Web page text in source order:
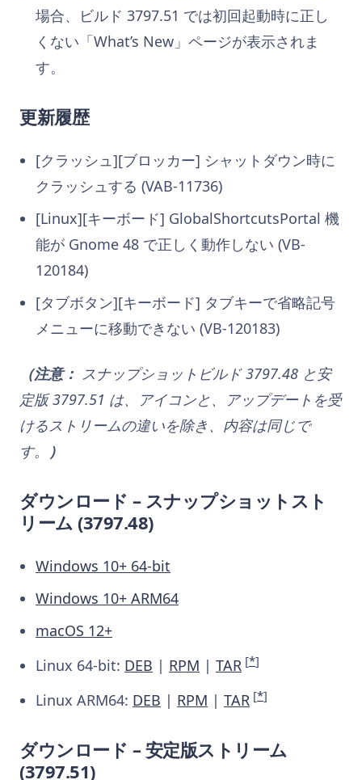
場合、ビルド 3797.51 では初回起動時に正し
くない「What’s New」ページが表示されま
す。
更新履歴
[クラッシュ][ブロッカー] シャットダウン時に
クラッシュする (VAB-11736)
[Linux][キーボード] GlobalShortcutsPortal 機
能が Gnome 48 で正しく動作しない (VB-
120184)
[タブボタン][キーボード] タブキーで省略記号
メニューに移動できない (VB-120183)
（注意： スナップショットビルド 3797.48 と安
定版 3797.51 は、アイコンと、アップデートを受
けるストリームの違いを除き、内容は同じで
す。
）
ダウンロード – スナップショットスト
リーム (3797.48)
Windows 10+ 64-bit
Windows 10+ ARM64
macOS 12+
Linux 64-bit: DEB | RPM | TAR [*]
Linux ARM64: DEB | RPM | TAR [*]
ダウンロード – 安定版ストリーム
(3797.51)